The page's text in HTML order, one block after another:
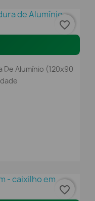
Alumínio (120x90
favorite_border
favorite_border